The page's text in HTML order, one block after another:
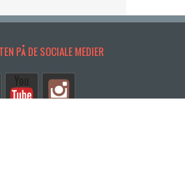
Purwakarta
Vestjava lukkede
Church (GKPS)
landsby, fordi den
PÅ DE SOCIALE MEDIER